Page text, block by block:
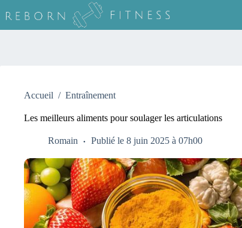
au
Accueil / Entraînement
Les meilleurs aliments pour soulager les articulations
Romain Publié le 8 juin 2025 à 07h00